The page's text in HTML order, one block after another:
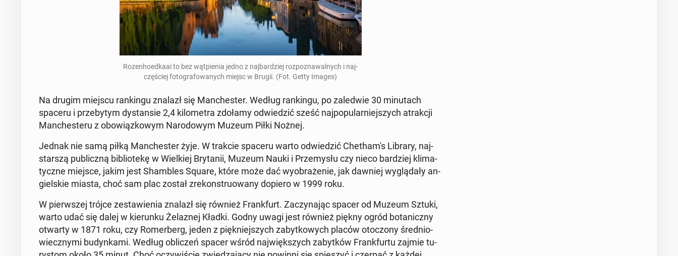
Ro­zen­ho­ed­ka­ai to bez wąt­pie­nia jedno z naj­bar­dziej roz­po­zna­wal­nych i naj­
czę­ściej fo­to­gra­fo­wa­nych miejsc w Brugii. (Fot. Getty Images)
Na drugim miejscu ran­kin­gu znalazł się Man­che­ster. Według ran­kin­gu, po za­le­d­wie 30 mi­nu­tach
spaceru i prze­by­tym dy­stan­sie 2,4 ki­lo­me­tra zdołamy od­wie­dzić sześć naj­po­pu­lar­niej­szych atrak­cji
Man­che­ste­ru z obo­wiąz­ko­wym Na­ro­do­wym Muzeum Piłki Nożnej.
Jednak nie samą piłką Man­che­ster żyje. W trakcie spaceru warto od­wie­dzić Che­tha­m's Library, naj­
star­szą pu­blicz­ną bi­blio­te­kę w Wiel­kiej Bry­ta­nii, Muzeum Nauki i Prze­my­słu czy nieco bar­dziej kli­ma­
tycz­ne miejsce, jakim jest Sham­bles Square, które może dać wy­obra­że­nie, jak dawniej wy­glą­da­ły an­
giel­skie miasta, choć sam plac został zre­kon­stru­owa­ny dopiero w 1999 roku.
W pierw­szej trójce ze­sta­wie­nia znalazł się również Frank­furt. Za­czy­na­jąc spacer od Muzeum Sztuki,
warto udać się dalej w kie­run­ku Że­la­znej Kładki. Godny uwagi jest również piękny ogród bo­ta­nicz­ny
otwarty w 1871 roku, czy Ro­mer­berg, jeden z pięk­niej­szych za­byt­ko­wych placów oto­czo­ny śre­dnio­
wiecz­ny­mi bu­dyn­ka­mi. Według ob­li­czeń spacer wśród naj­więk­szych za­byt­ków Frank­fur­tu zajmie tu­